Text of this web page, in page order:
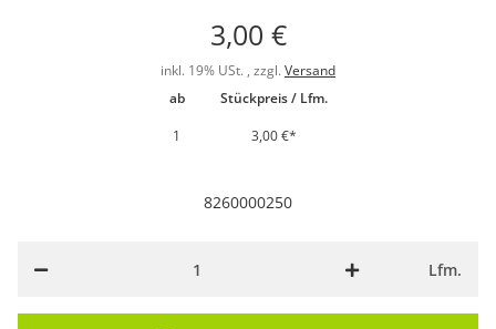
3,00 €
inkl. 19% USt. , zzgl. Versand
ab
Stückpreis / Lfm.
1
3,00 €*
8260000250
Lfm.